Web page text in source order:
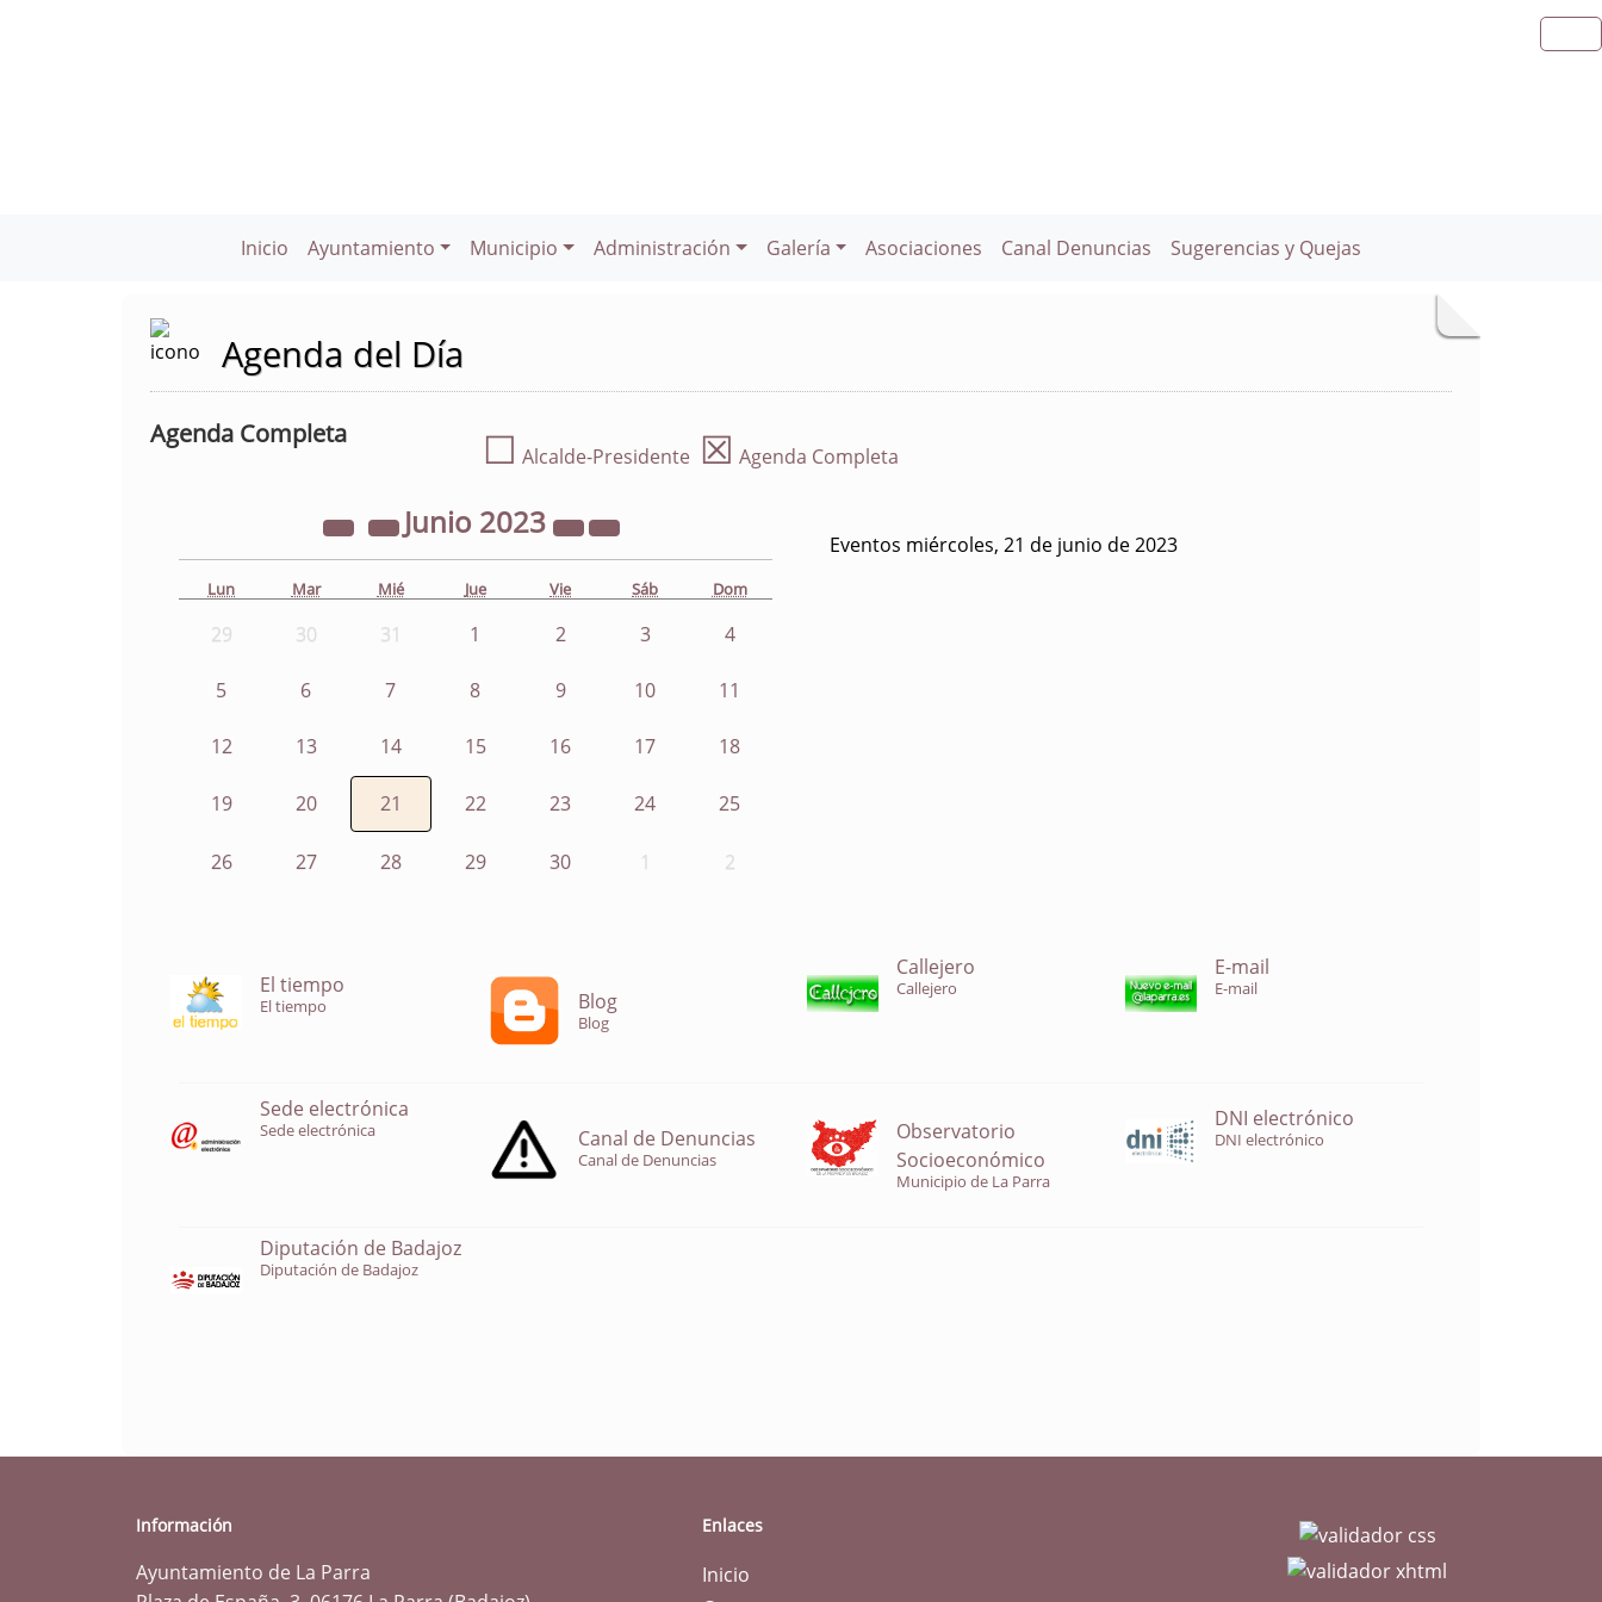
Inicio Ayuntamiento Municipio Administración Galería Asociaciones Canal Denuncias Sugerencias y Quejas
Agenda del Día
Agenda Completa ☐ Alcalde-Presidente ☒ Agenda Completa
Junio 2023
Lun Mar Mié Jue Vie Sáb Dom
29 30 31 1 2 3 4
5 6 7 8 9 10 11
12 13 14 15 16 17 18
19 20 21 22 23 24 25
26 27 28 29 30 1 2
Eventos miércoles, 21 de junio de 2023
El tiempo
El tiempo Blog
Blog
Callejero
Callejero
E-mail
E-mail
Sede electrónica
Sede electrónica Canal de Denuncias
Canal de Denuncias
Observatorio
Socioeconómico
Municipio de La Parra
DNI electrónico
DNI electrónico
Diputación de Badajoz
Diputación de Badajoz
Información
Ayuntamiento de La Parra
Enlaces
Inicio